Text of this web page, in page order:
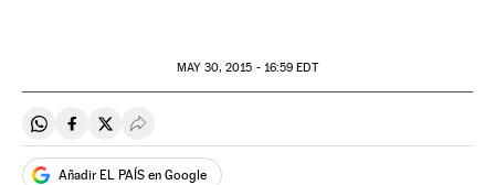
MAY30, 2015 - 16:59 EDT
Compartir en Whatsapp
Compartir en Facebook
Compartir en Twitter
Desplegar Redes Sociales
Añadir EL PAÍS en Google